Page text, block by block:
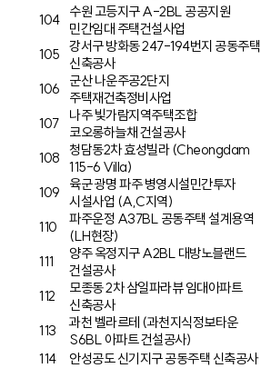
104 수원 고등지구 A-2BL 공공지원
민간임대 주택건설사업
105
강서구 방화동 247-194번지 공동주택
신축공사
106
군산 나운주공2단지
주택재건축정비사업
107
나주 빛가람지역주택조합
코오롱하늘채 건설공사
108
청담동2차 효성빌라 (Cheongdam
115-6 Villa)
109
육군 광명 파주 병영시설민간투자
시설사업 (A,C지역)
110
파주운정 A37BL 공동주택 설계용역
(LH현장)
111
양주 옥정지구 A2BL 대방노블랜드
건설공사
112
모종동 2차 삼일파라뷰 임대아파트
신축공사
113
과천 벨라르테 (과천지식정보타운
S6BL 아파트 건설공사)
114
안성공도 신기지구 공동주택 신축공사